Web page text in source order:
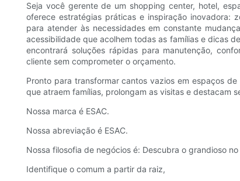
Seja você gerente de um shopping center, hotel,
oferece estratégias práticas e inspiração inovadora:
para atender às necessidades em constante
acessibilidade que acolhem todas as famílias e dicas
encontrará soluções rápidas para manutenção,
cliente sem comprometer o orçamento.
Pronto para transformar cantos vazios em espaços
que atraem famílias, prolongam as visitas e destacam
Nossa marca é ESAC.
Nossa abreviação é ESAC.
Nossa filosofia de negócios é: Descubra o grandioso
Identifique o comum a partir da raiz,